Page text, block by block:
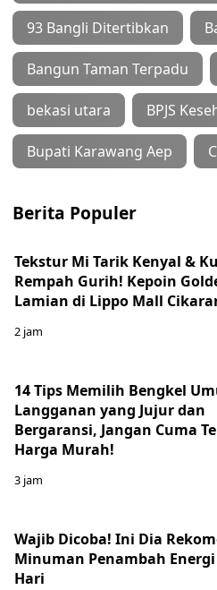
93 Bangli Ditertibkan
Bangun Taman Terpadu
bekasi utara BPJS
Bupati Karawang Aep
Berita Populer
Tekstur Mi Tarik Kenyal &
Rempah Gurih! Kepoin
Lamian di Lippo Mall
2 jam
14 Tips Memilih Bengkel
Langganan yang Jujur dan
Bergaransi, Jangan Cuma
Harga Murah!
3 jam
Wajib Dicoba! Ini Dia
Minuman Penambah
Hari